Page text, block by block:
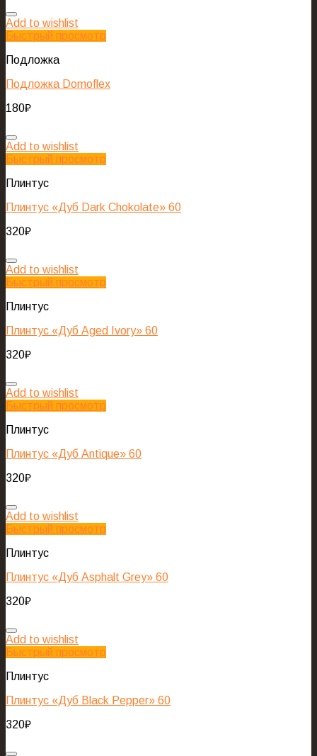
Add to wishlist
Быстрый просмотр
Подложка
Подложка Domoflex
180₽
Add to wishlist
Быстрый просмотр
Плинтус
Плинтус «Дуб Dark Chokolate» 60
320₽
Add to wishlist
Быстрый просмотр
Плинтус
Плинтус «Дуб Aged Ivory» 60
320₽
Add to wishlist
Быстрый просмотр
Плинтус
Плинтус «Дуб Antique» 60
320₽
Add to wishlist
Быстрый просмотр
Плинтус
Плинтус «Дуб Asphalt Grey» 60
320₽
Add to wishlist
Быстрый просмотр
Плинтус
Плинтус «Дуб Black Pepper» 60
320₽